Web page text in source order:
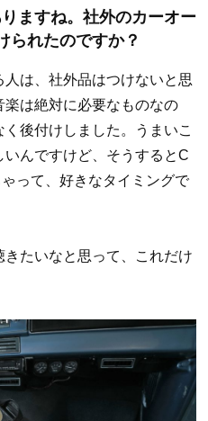
ますね。社外のカーオー
られたのですか？
は、社外品はつけないと思
楽は絶対に必要なものなの
後付けしました。うまいこ
んですけど、そうするとC
って、好きなタイミングで
たいなと思って、これだけ